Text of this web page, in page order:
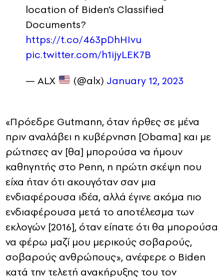
location of Biden’s Classified
Documents?
https://t.co/463pDhHIvu
pic.twitter.com/h1ijyLEK7B
— ALX
(@alx) January 12, 2023
«Πρόεδρε Gutmann, όταν ήρθες σε μένα
πριν αναλάβει η κυβέρνηση [Obama] και με
ρώτησες αν [θα] μπορούσα να ήμουν
καθηγητής στο Penn, η πρώτη σκέψη που
είχα ήταν ότι ακουγόταν σαν μια
ενδιαφέρουσα ιδέα, αλλά έγινε ακόμα πιο
ενδιαφέρουσα μετά το αποτέλεσμα των
εκλογών [2016], όταν είπατε ότι θα μπορούσα
να φέρω μαζί μου μερικούς σοβαρούς,
σοβαρούς ανθρώπους», ανέφερε ο Biden
κατά την τελετή ανακήρυξης του τον